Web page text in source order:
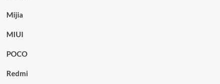
Mijia
MIUI
POCO
Redmi